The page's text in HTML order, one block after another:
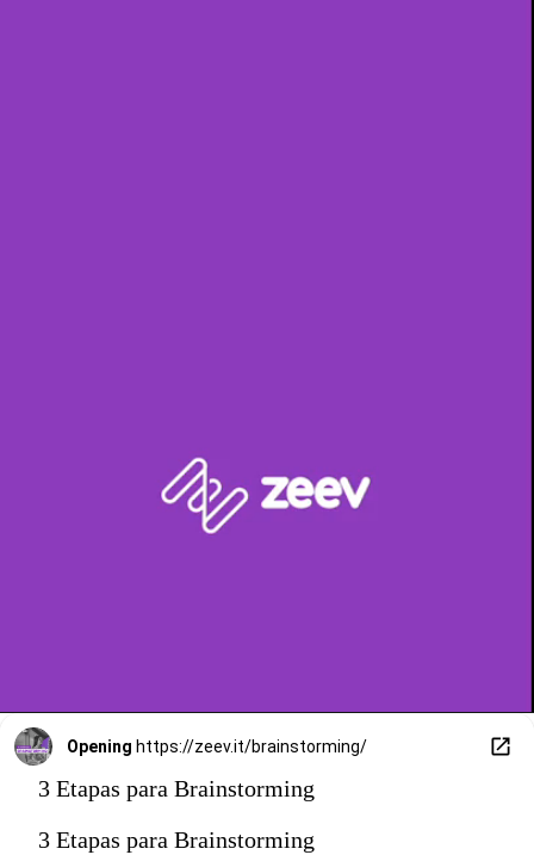
Opening https://zeev.it/brainstorming/
3 Etapas para Brainstorming
3 Etapas para Brainstorming